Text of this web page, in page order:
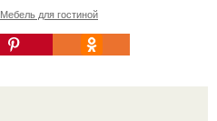
Мебель для гостиной